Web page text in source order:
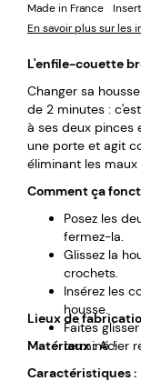
Made in France
En savoir plus sur les
L'enfile-couette
Changer sa
de 2 minutes :
à ses deux pinces
une porte et agit
éliminant les
Comment ça
Posez les
fermez-la.
Glissez la
crochets.
Insérez les
housse.
Faites
terminé !
Lieux de
Matériaux :Acier
Caractéristiques :